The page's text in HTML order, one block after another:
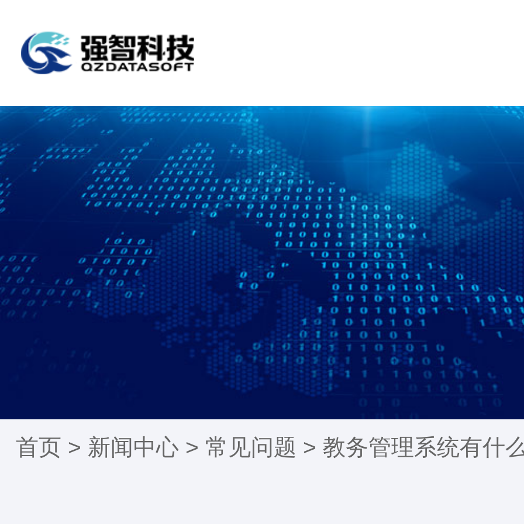
首页 > 新闻中心> 常见问题 > 教务管理系统有什